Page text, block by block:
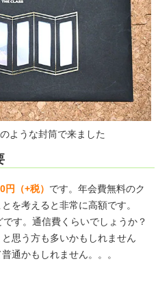
ような封筒で来ました
（+税） です。年会費無料のク
を考えると非常に高額です。
す。通信費くらいでしょうか？
思う方も多いかもしれません
通かもしれません。。。